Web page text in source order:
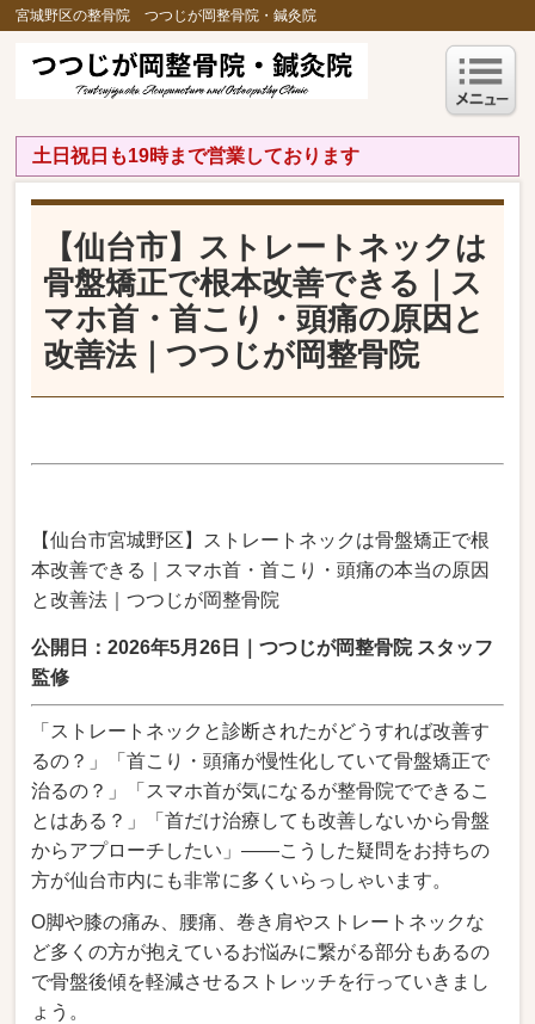
宮城野区の整骨院 つつじが岡整骨院・鍼灸院
土日祝日も19時まで営業しております
【仙台市】ストレートネックは
骨盤矯正で根本改善できる｜ス
マホ首・首こり・頭痛の原因と
改善法｜つつじが岡整骨院
【仙台市宮城野区】ストレートネックは骨盤矯正で根
本改善できる｜スマホ首・首こり・頭痛の本当の原因
と改善法｜つつじが岡整骨院
公開日：2026年5月26日｜つつじが岡整骨院 スタッフ
監修
「ストレートネックと診断されたがどうすれば改善す
るの？」「首こり・頭痛が慢性化していて骨盤矯正で
治るの？」「スマホ首が気になるが整骨院でできるこ
とはある？」「首だけ治療しても改善しないから骨盤
からアプローチしたい」――こうした疑問をお持ちの
方が仙台市内にも非常に多くいらっしゃいます。
O脚や膝の痛み、腰痛、巻き肩やストレートネックな
ど多くの方が抱えているお悩みに繋がる部分もあるの
で骨盤後傾を軽減させるストレッチを行っていきまし
ょう。